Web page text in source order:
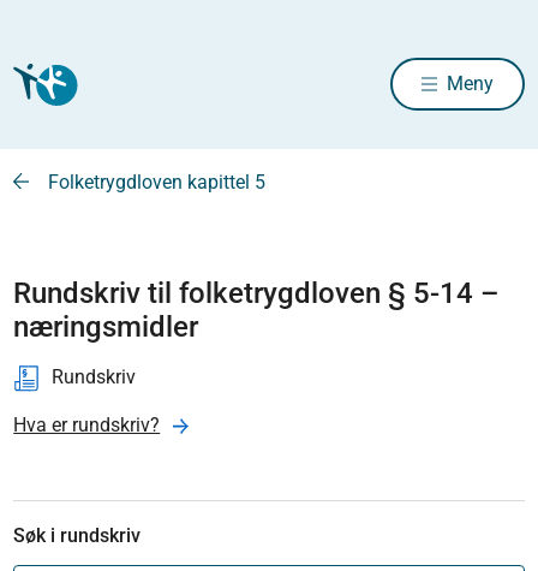
Meny
Folketrygdloven kapittel 5
Rundskriv til folketrygdloven § 5-14 –
næringsmidler
Rundskriv
Hva er rundskriv?
Søk i rundskriv